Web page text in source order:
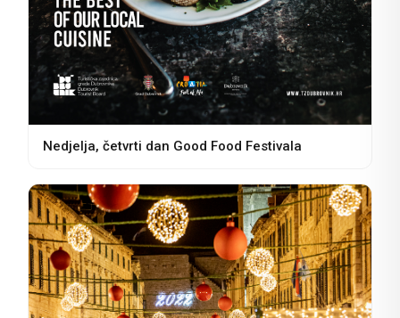
Nedjelja, četvrti dan Good Food Festivala